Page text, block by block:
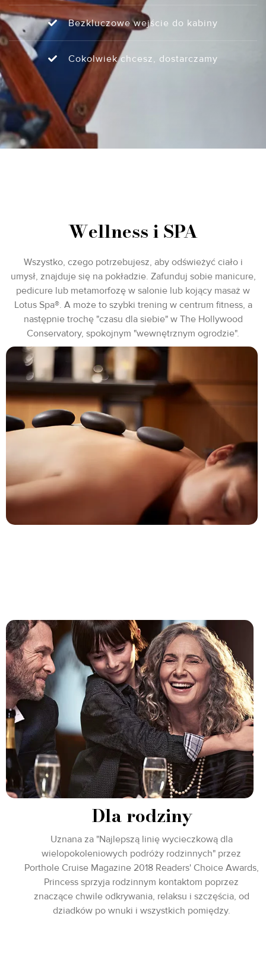
Bezkluczowe wejście do kabiny
Cokolwiek chcesz, dostarczamy
Wellness i SPA
Wszystko, czego potrzebujesz, aby odświeżyć ciało i
umysł, znajduje się na pokładzie. Zafunduj sobie manicure,
pedicure lub metamorfozę w salonie lub kojący masaż w
Lotus Spa®. A może to szybki trening w centrum fitness, a
następnie trochę "czasu dla siebie" w The Hollywood
Conservatory, spokojnym "wewnętrznym ogrodzie".
Dla rodziny
Uznana za "Najlepszą linię wycieczkową dla
wielopokoleniowych podróży rodzinnych" przez
Porthole Cruise Magazine 2018 Readers' Choice Awards,
Princess sprzyja rodzinnym kontaktom poprzez
znaczące chwile odkrywania, relaksu i szczęścia, od
dziadków po wnuki i wszystkich pomiędzy.